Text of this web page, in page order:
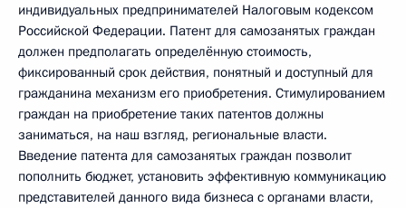
индивидуальных предпринимателей Налоговым кодексом
Российской Федерации. Патент для самозанятых граждан
должен предполагать определённую стоимость,
фиксированный срок действия, понятный и доступный для
гражданина механизм его приобретения. Стимулированием
граждан на приобретение таких патентов должны
заниматься, на наш взгляд, региональные власти.
Введение патента для самозанятых граждан позволит
пополнить бюджет, установить эффективную коммуникацию
представителей данного вида бизнеса с органами власти,